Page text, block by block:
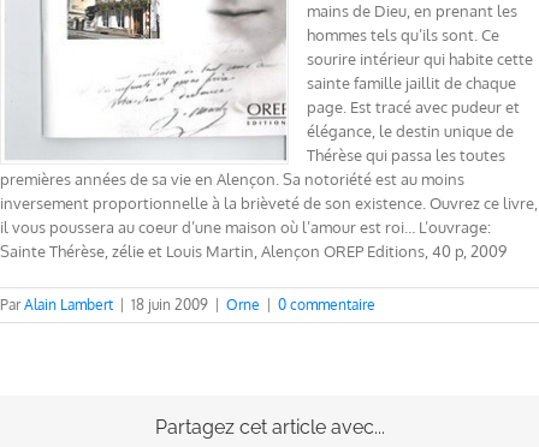
mains de Dieu, en prenant les
hommes tels qu’ils sont. Ce
sourire intérieur qui habite cette
sainte famille jaillit de chaque
page. Est tracé avec pudeur et
élégance, le destin unique de
Thérèse qui passa les toutes
premières années de sa vie en Alençon. Sa notoriété est au moins
inversement proportionnelle à la brièveté de son existence. Ouvrez ce livre,
il vous poussera au coeur d’une maison où l’amour est roi… L’ouvrage:
Sainte Thérèse, zélie et Louis Martin, Alençon OREP Editions, 40 p, 2009
ParAlain Lambert 18 juin 2009 Orne 0 commentaire
Partagez cet article avec...